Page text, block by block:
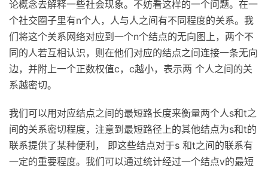
论概念去解释一些社会现象。不妨看这样的一个问题。在一
个社交圈子里有n个人，人与人之间有不同程度的关系。我
们将这个关系网络对应到一个n个结点的无向图上，两个不
同的人若互相认识，则在他们对应的结点之间连接一条无向
边，并附上一个正数权值c，c越小，表示两 个人之间的关
系越密切。
我们可以用对应结点之间的最短路长度来衡量两个人s和t之
间的关系密切程度，注意到最短路径上的其他结点为s和t的
联系提供了某种便利， 即这些结点对于s 和t之间的联系有
一定的重要程度。我们可以通过统计经过一个结点v的最短